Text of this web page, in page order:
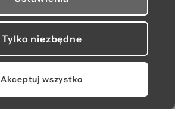
Tylko niezbędne
Akceptuj wszystko